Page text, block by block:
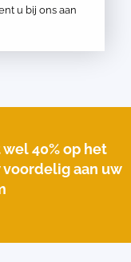
u bij ons aan
40% op het
voordelig aan uw